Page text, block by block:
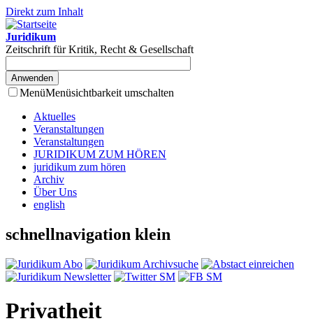
Direkt zum Inhalt
Juridikum
Zeitschrift für Kritik, Recht & Gesellschaft
MenüMenüsichtbarkeit umschalten
Aktuelles
Veranstaltungen
Veranstaltungen
JURIDIKUM ZUM HÖREN
juridikum zum hören
Archiv
Über Uns
english
schnellnavigation klein
Privatheit